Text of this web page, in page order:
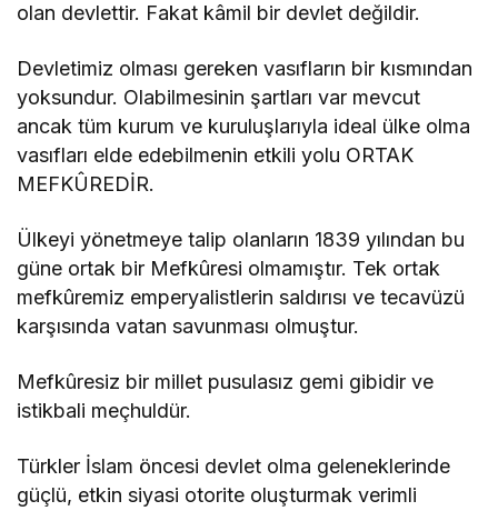
olan devlettir. Fakat kâmil bir devlet değildir.
Devletimiz olması gereken vasıfların bir kısmından
yoksundur. Olabilmesinin şartları var mevcut
ancak tüm kurum ve kuruluşlarıyla ideal ülke olma
vasıfları elde edebilmenin etkili yolu ORTAK
MEFKÛREDİR.
Ülkeyi yönetmeye talip olanların 1839 yılından bu
güne ortak bir Mefkûresi olmamıştır. Tek ortak
mefkûremiz emperyalistlerin saldırısı ve tecavüzü
karşısında vatan savunması olmuştur.
Mefkûresiz bir millet pusulasız gemi gibidir ve
istikbali meçhuldür.
Türkler İslam öncesi devlet olma geleneklerinde
güçlü, etkin siyasi otorite oluşturmak verimli